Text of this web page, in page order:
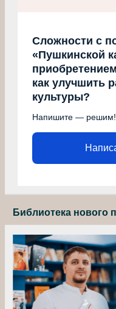
Сложности с
«Пушкинской
как улучшить
культуры?
Напишите — решим!
Библиотека нового